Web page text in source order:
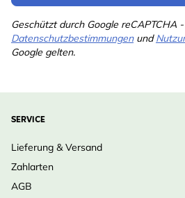
Geschützt durch Google reCAPTCHA
Datenschutzbestimmungenund
Google gelten.
SERVICE
Lieferung & Versand
Zahlarten
AGB